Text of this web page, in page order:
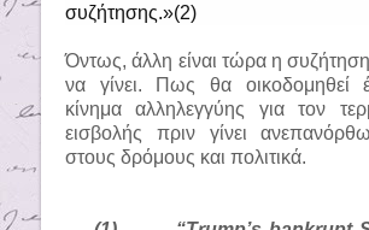
συζήτησης.»(2)
Όντως, άλλη είναι τώρα η
να γίνει. Πως θα οικοδομηθεί
κίνημα αλληλεγγύης για τον
εισβολής πριν γίνει
στους δρόμους και πολιτικά.